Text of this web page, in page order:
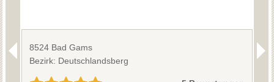
8524 Bad Gams
Bezirk: Deutschlandsberg